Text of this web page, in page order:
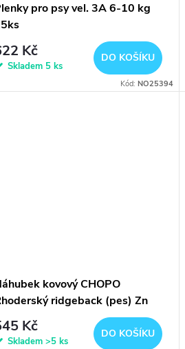
pro psy vel. 3A 6-10 kg
Kč
Skladem 5 ks
DO KOŠÍKU
Kód: NO25394
kovový CHOPO
ridgeback (pes) Zn
Kč
Skladem >5 ks
DO KOŠÍKU